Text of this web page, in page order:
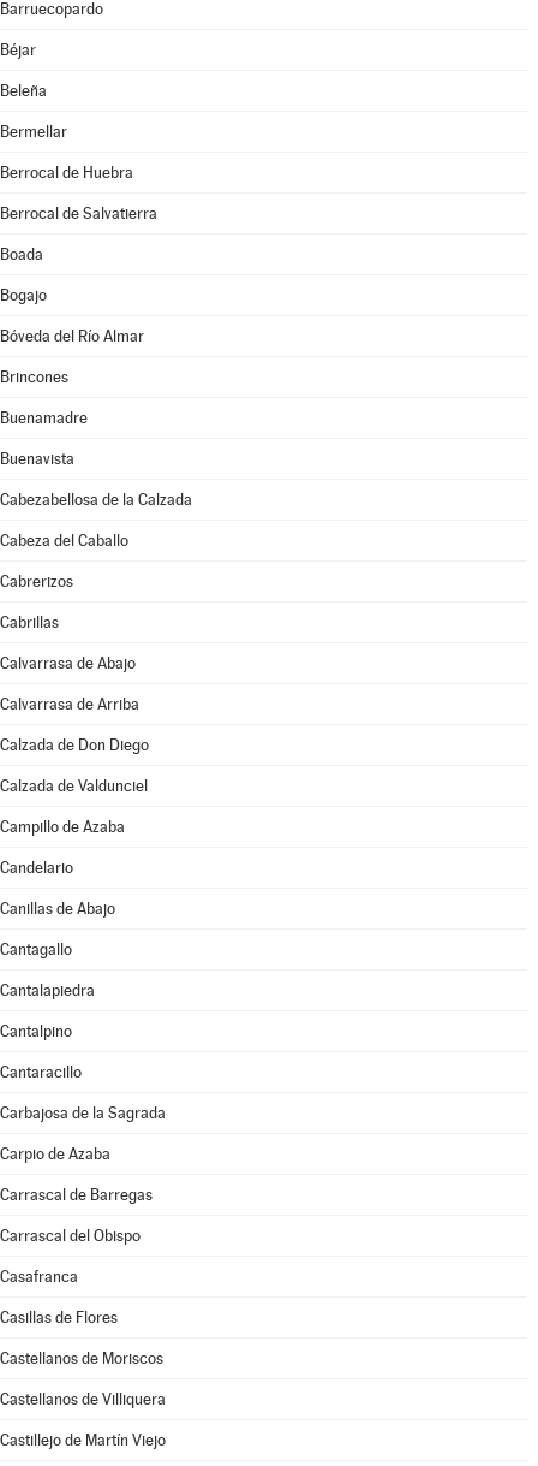
Barruecopardo
Béjar
Beleña
Bermellar
Berrocal de Huebra
Berrocal de Salvatierra
Boada
Bogajo
Bóveda del Río Almar
Brincones
Buenamadre
Buenavista
Cabezabellosa de la Calzada
Cabeza del Caballo
Cabrerizos
Cabrillas
Calvarrasa de Abajo
Calvarrasa de Arriba
Calzada de Don Diego
Calzada de Valdunciel
Campillo de Azaba
Candelario
Canillas de Abajo
Cantagallo
Cantalapiedra
Cantalpino
Cantaracillo
Carbajosa de la Sagrada
Carpio de Azaba
Carrascal de Barregas
Carrascal del Obispo
Casafranca
Casillas de Flores
Castellanos de Moriscos
Castellanos de Villiquera
Castillejo de Martín Viejo